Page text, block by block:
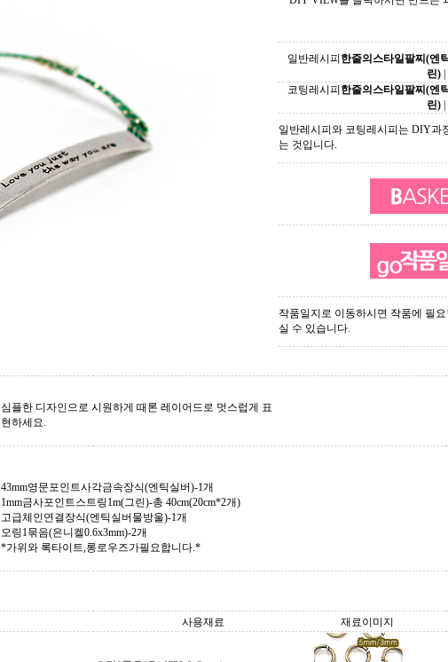
일반레시피 한줄의스타일팔찌(엔
린)|
코팅레시피 한줄의스타일팔찌(엔
린)|
일반레시피와 코팅레시피는 DIY과
는 것입니다.
작품일지로 이동하시면 작품에 필
실 수 있습니다.
심플한 디자인으로 시원하게 때론 레이어드로 멋스럽게 표
현하세요.
43mm영문포인트사각금속장식(엔틱실버)-1개
1mm금사포인트스트링1m(그린)-총 40cm(20cm*2개)
고급체인연결장식(엔틱실버물방울)-1개
오링1묶음(은니켈0.6x3mm)-2개
*가위와 록타이트,롱로우즈가필요합니다.*
사용재료 재료이미지